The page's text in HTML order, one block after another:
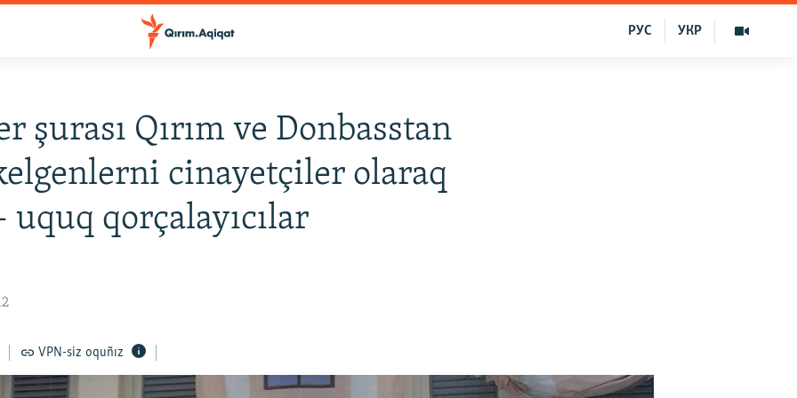
УКР
РУС
şurası Qırım ve Donbasstan
cinayetçiler olaraq
uquq qorçalayıcılar
VPN-siz oquñız